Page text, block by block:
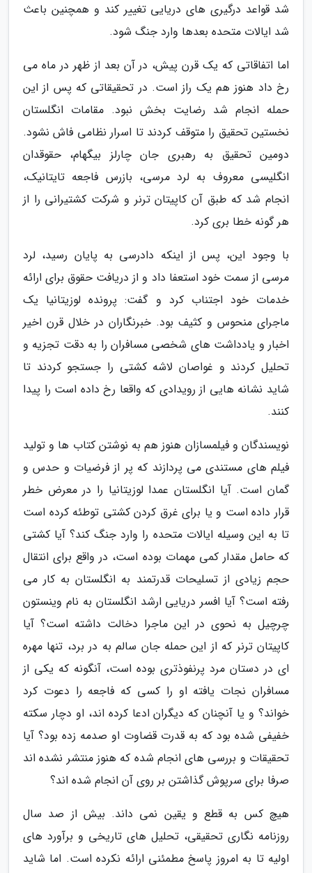
شد قواعد درگیری های دریایی تغییر کند و همچنین باعث
شد ایالات متحده بعدها وارد جنگ شود.
اما اتفاقاتی که یک قرن پیش، در آن بعد از ظهر در ماه می
رخ داد هنوز هم یک راز است. در تحقیقاتی که پس از این
حمله انجام شد رضایت بخش نبود. مقامات انگلستان
نخستین تحقیق را متوقف کردند تا اسرار نظامی فاش نشود.
دومین تحقیق به رهبری جان چارلز بیگهام، حقوقدان
انگلیسی معروف به لرد مرسی، بازرس فاجعه تایتانیک،
انجام شد که طبق آن کاپیتان ترنر و شرکت کشتیرانی را از
هر گونه خطا بری کرد.
با وجود این، پس از اینکه دادرسی به پایان رسید، لرد
مرسی از سمت خود استعفا داد و از دریافت حقوق برای ارائه
خدمات خود اجتناب کرد و گفت: پرونده لوزیتانیا یک
ماجرای منحوس و کثیف بود. خبرنگاران در خلال قرن اخیر
اخبار و یادداشت های شخصی مسافران را به دقت تجزیه و
تحلیل کردند و غواصان لاشه کشتی را جستجو کردند تا
شاید نشانه هایی از رویدادی که واقعا رخ داده است را پیدا
کنند.
نویسندگان و فیلمسازان هنوز هم به نوشتن کتاب ها و تولید
فیلم های مستندی می پردازند که پر از فرضیات و حدس و
گمان است. آیا انگلستان عمدا لوزیتانیا را در معرض خطر
قرار داده است و یا برای غرق کردن کشتی توطئه کرده است
تا به این وسیله ایالات متحده را وارد جنگ کند؟ آیا کشتی
که حامل مقدار کمی مهمات بوده است، در واقع برای انتقال
حجم زیادی از تسلیحات قدرتمند به انگلستان به کار می
رفته است؟ آیا افسر دریایی ارشد انگلستان به نام وینستون
چرچیل به نحوی در این ماجرا دخالت داشته است؟ آیا
کاپیتان ترنر که از این حمله جان سالم به در برد، تنها مهره
ای در دستان مرد پرنفوذتری بوده است، آنگونه که یکی از
مسافران نجات یافته او را کسی که فاجعه را دعوت کرد
خواند؟ و یا آنچنان که دیگران ادعا کرده اند، او دچار سکته
خفیفی شده بود که به قدرت قضاوت او صدمه زده بود؟ آیا
تحقیقات و بررسی های انجام شده که هنوز منتشر نشده اند
صرفا برای سرپوش گذاشتن بر روی آن انجام شده اند؟
هیچ کس به قطع و یقین نمی داند. بیش از صد سال
روزنامه نگاری تحقیقی، تحلیل های تاریخی و برآورد های
اولیه تا به امروز پاسخ مطمئنی ارائه نکرده است. اما شاید